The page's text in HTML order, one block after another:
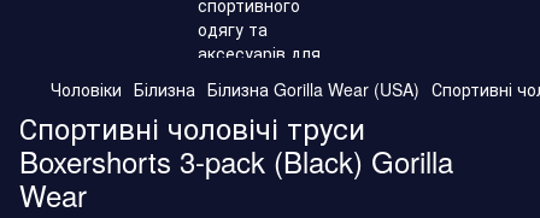
Чоловіки Білизна Білизна Gorilla Wear (USA) Спортивні
Спортивні чоловічі труси
Boxershorts 3-pack (Black) Gorilla
Wear